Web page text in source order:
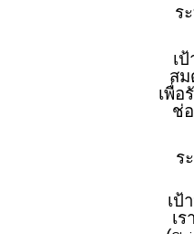
ร
เ
สม
เพื่อ
ช่
ร
เป้
เ